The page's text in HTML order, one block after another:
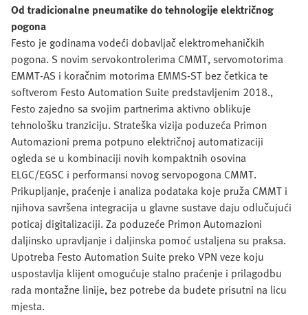
Od tradicionalne pneumatike do tehnologije električnog
pogona
Festo je godinama vodeći dobavljač elektromehaničkih
pogona. S novim servokontrolerima CMMT, servomotorima
EMMT-AS i koračnim motorima EMMS-ST bez četkica te
softverom Festo Automation Suite predstavljenim 2018.,
Festo zajedno sa svojim partnerima aktivno oblikuje
tehnološku tranziciju. Strateška vizija poduzeća Primon
Automazioni prema potpuno električnoj automatizaciji
ogleda se u kombinaciji novih kompaktnih osovina
ELGC/EGSC i performansi novog servopogona CMMT.
Prikupljanje, praćenje i analiza podataka koje pruža CMMT i
njihova savršena integracija u glavne sustave daju odlučujući
poticaj digitalizaciji. Za poduzeće Primon Automazioni
daljinsko upravljanje i daljinska pomoć ustaljena su praksa.
Upotreba Festo Automation Suite preko VPN veze koju
uspostavlja klijent omogućuje stalno praćenje i prilagodbu
rada montažne linije, bez potrebe da budete prisutni na licu
mjesta.